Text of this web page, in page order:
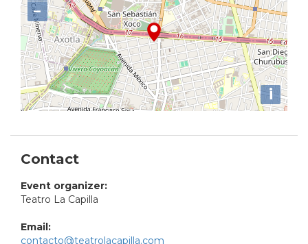
−
i
Contact
Event organizer:
Teatro La Capilla
Email:
contacto@teatrolacapilla.com